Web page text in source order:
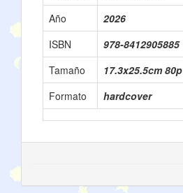
Año
2026
ISBN
978-8412905885
Tamaño
17.3x25.5cm 80p
Formato
hardcover